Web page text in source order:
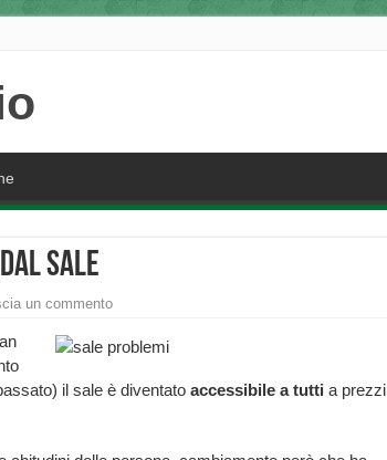
sale
un commento
il sale è diventato accessibile a tutti a prezzi